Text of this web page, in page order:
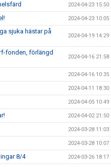
2024-04-23 15:50
2024-04-23 10:05
sjuka hästar på
2024-04-19 14:29
fonden, förlängd
2024-04-16 21:58
2024-04-16 10:35
2024-04-11 18:30
2024-04-05 10:49
2024-04-02 21:50
2024-03-28 11:03
2024-03-28 10:07
8/4 2024-03-26 18:17